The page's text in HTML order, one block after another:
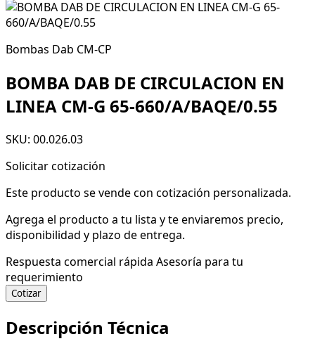
Bombas Dab CM-CP
BOMBA DAB DE CIRCULACION EN
LINEA CM-G 65-660/A/BAQE/0.55
SKU: 00.026.03
Solicitar cotización
Este producto se vende con cotización personalizada.
Agrega el producto a tu lista y te enviaremos precio,
disponibilidad y plazo de entrega.
Respuesta comercial rápida Asesoría para tu
requerimiento
Cotizar
Descripción Técnica